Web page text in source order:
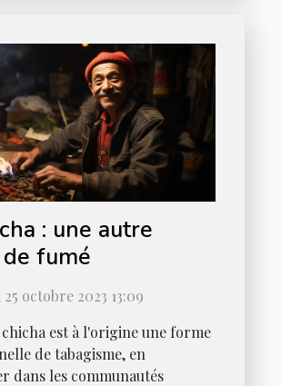
: une autre
fumé
octobre 2023 13:09
est à l'origine une forme
de tabagisme, en
dans les communautés